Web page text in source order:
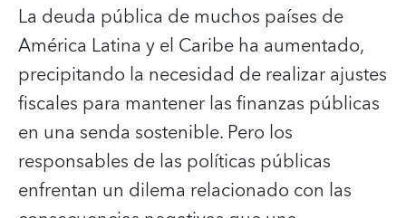
La deuda pública de muchos países de
América Latina y el Caribe ha aumentado,
precipitando la necesidad de realizar ajustes
fiscales para mantener las finanzas públicas
en una senda sostenible.Pero los
responsables de las políticas públicas
enfrentan un dilema relacionado con las